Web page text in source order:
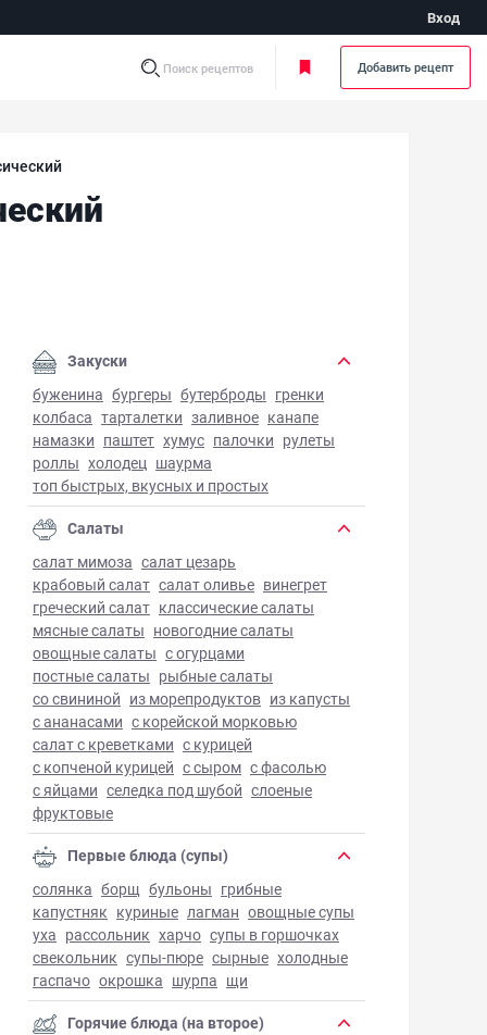
Вход
Поиск рецептов Добавить рецепт
кекс с изюмом классический - фото готового
Закуски
буженина бургеры бутерброды гренки
колбаса тарталетки заливное канапе
намазки паштет хумус палочки рулеты
роллы холодец шаурма
топ быстрых, вкусных и простых
Салаты
салат мимоза салат цезарь
крабовый салат салат оливье винегрет
греческий салат классические салаты
мясные салаты новогодние салаты
овощные салаты с огурцами
постные салаты рыбные салаты
со свининой из морепродуктов из капусты
с ананасами с корейской морковью
салат с креветками с курицей
с копченой курицей с сыром с фасолью
с яйцами селедка под шубой слоеные
фруктовые
Первые блюда (супы)
солянка борщ бульоны грибные
капустняк куриные лагман овощные супы
уха рассольник харчо супы в горшочках
свекольник супы-пюре сырные холодные
гаспачо окрошка шурпа щи
Горячие блюда (на второе)